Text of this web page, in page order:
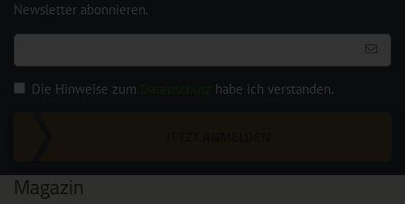
Newsletter abonnieren.
Die Hinweise zum habe ich verstanden.
Magazin